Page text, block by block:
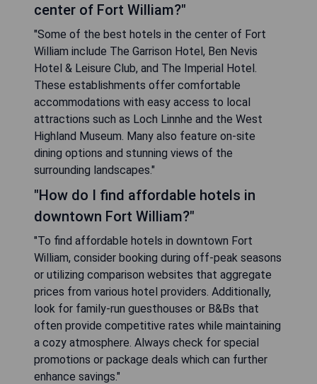
center of Fort William?"
"Some of the best hotels in the center of Fort
William include The Garrison Hotel, Ben Nevis
Hotel & Leisure Club, and The Imperial Hotel.
These establishments offer comfortable
accommodations with easy access to local
attractions such as Loch Linnhe and the West
Highland Museum. Many also feature on-site
dining options and stunning views of the
surrounding landscapes."
"How do I find affordable hotels in
downtown Fort William?"
"To find affordable hotels in downtown Fort
William, consider booking during off-peak seasons
or utilizing comparison websites that aggregate
prices from various hotel providers. Additionally,
look for family-run guesthouses or B&Bs that
often provide competitive rates while maintaining
a cozy atmosphere. Always check for special
promotions or package deals which can further
enhance savings."